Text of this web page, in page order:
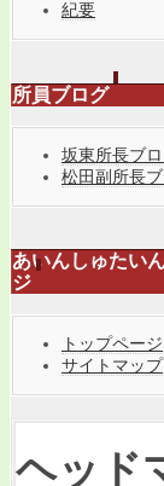
紀要
所員ブログ
坂東所長ブ
松田副所長
あいんしゅたい
ジ
トップページ
サイトマップ
ヘッド